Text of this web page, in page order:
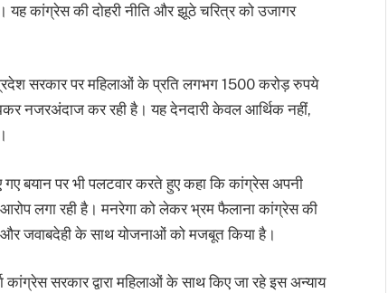
यह कांग्रेस की दोहरी नीति और झूठे चरित्र को उजागर
सरकार पर महिलाओं के प्रति लगभग 1500 करोड़ रुपये
नजरअंदाज कर रही है। यह देनदारी केवल आर्थिक नहीं,
गए बयान पर भी पलटवार करते हुए कहा कि कांग्रेस अपनी
लगा रही है। मनरेगा को लेकर भ्रम फैलाना कांग्रेस की
और जवाबदेही के साथ योजनाओं को मजबूत किया है।
कांग्रेस सरकार द्वारा महिलाओं के साथ किए जा रहे इस अन्याय